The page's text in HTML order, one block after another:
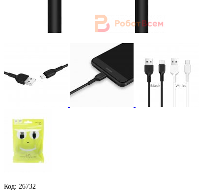
Код: 26732